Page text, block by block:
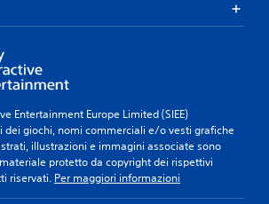
Entertainment Europe Limited (SIEE)
dei giochi, nomi commerciali e/o vesti grafiche
illustrazioni e immagini associate sono
protetto da copyright dei rispettivi
riservati. Per maggiori informazioni